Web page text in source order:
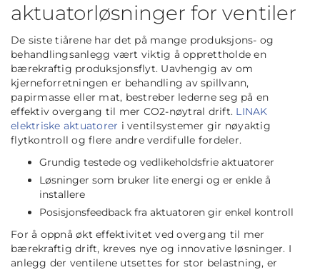
aktuatorløsninger for ventiler
De siste tiårene har det på mange produksjons- og
behandlingsanlegg vært viktig å opprettholde en
bærekraftig produksjonsflyt. Uavhengig av om
kjerneforretningen er behandling av spillvann,
papirmasse eller mat, bestreber lederne seg på en
effektiv overgang til mer CO2-nøytral drift. LINAK
elektriske aktuatorer i ventilsystemer gir nøyaktig
flytkontroll og flere andre verdifulle fordeler.
Grundig testede og vedlikeholdsfrie aktuatorer
Løsninger som bruker lite energi og er enkle å
installere
Posisjonsfeedback fra aktuatoren gir enkel kontroll
For å oppnå økt effektivitet ved overgang til mer
bærekraftig drift, kreves nye og innovative løsninger. I
anlegg der ventilene utsettes for stor belastning, er